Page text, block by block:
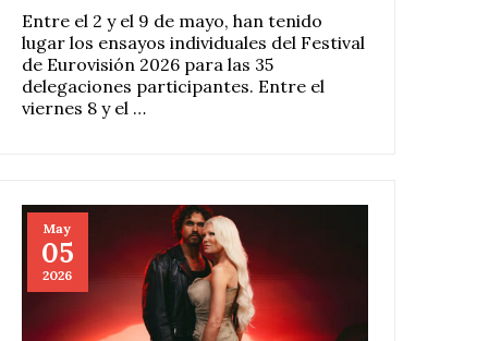
Entre el 2 y el 9 de mayo, han tenido
lugar los ensayos individuales del Festival
de Eurovisión 2026 para las 35
delegaciones participantes. Entre el
viernes 8 y el …
May
05
2026